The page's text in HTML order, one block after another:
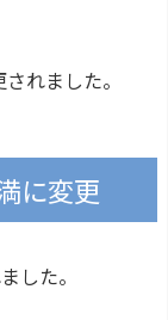
れました。
に変更
した。